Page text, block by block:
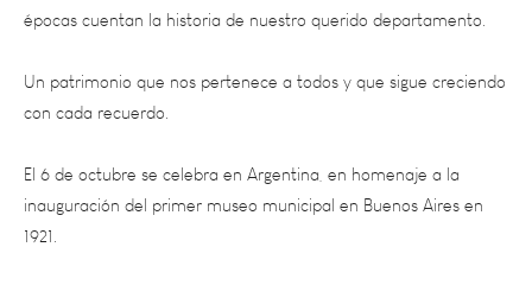
Un patrimonio que nos pertenece a todos y que sigue creciendo
con cada recuerdo.
El 6 de octubre se celebra en Argentina, en homenaje a la
inauguración del primer museo municipal en Buenos Aires en
1921.